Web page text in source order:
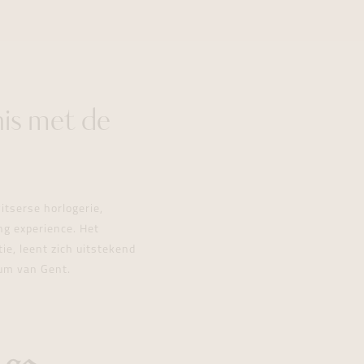
met de
horlogerie,
experience. Het
leent zich uitstekend
van Gent.